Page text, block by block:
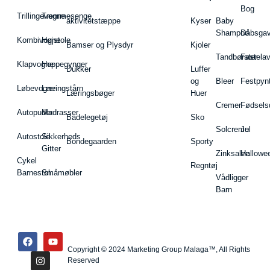
Trillingevogne
Kombivogne
Klapvogne
Løbevogne
Autopuder
Autostole
Cykel
Barnestol
Tremmesenge
Højstole
Hoppegynger
Læringstårn
Madrasser
Sikkerheds
Gitter
Småmøbler
aktivitetstæppe
Bamser og Plysdyr
Dukker
Læringsbøger
Badelegetøj
Bondegaarden
Kyser
Kjoler
Luffer
og
Huer
Sko
Sporty
Regntøj
Baby
Shampoo
Tandbørster
Bleer
Cremer
Solcreme
Zinksalve
Vådligger
Barn
Bog
Jul
Copyright © 2024 Marketing Group Malaga™, All Rights
Reserved